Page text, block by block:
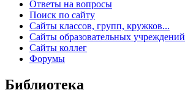
Ответы на вопросы
Поиск по сайту
Сайты классов, групп, кружков...
Сайты образовательных учреждений
Сайты коллег
Форумы
Библиотека